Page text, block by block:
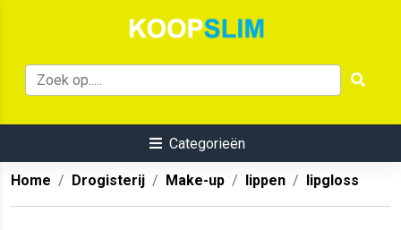
Categorieën
Home Drogisterij Make-up lippen lipgloss